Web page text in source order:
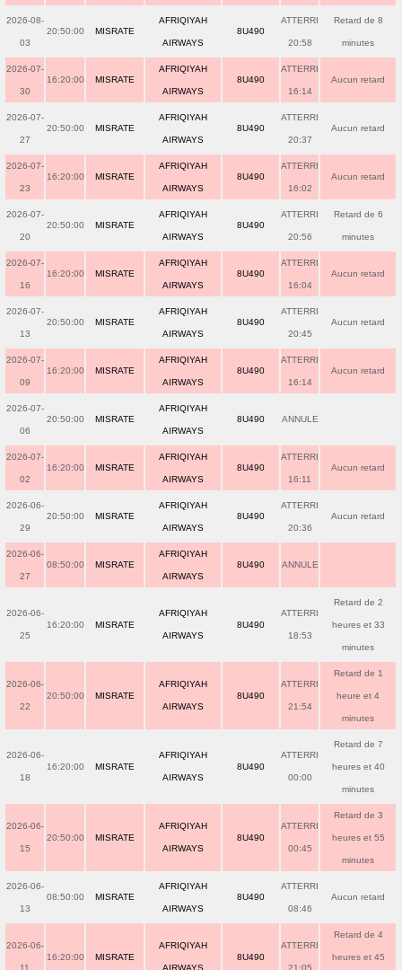
2026-08-
03
20:50:00 MISRATE
AFRIQIYAH
AIRWAYS
8U490
ATTERRI
20:58
Retard de 8
minutes
2026-07-
30
16:20:00 MISRATE
AFRIQIYAH
AIRWAYS
8U490
ATTERRI
16:14
Aucun retard
2026-07-
27
20:50:00 MISRATE
AFRIQIYAH
AIRWAYS
8U490
ATTERRI
20:37
Aucun retard
2026-07-
23
16:20:00 MISRATE
AFRIQIYAH
AIRWAYS
8U490
ATTERRI
16:02
Aucun retard
2026-07-
20
20:50:00 MISRATE
AFRIQIYAH
AIRWAYS
8U490
ATTERRI
20:56
Retard de 6
minutes
2026-07-
16
16:20:00 MISRATE
AFRIQIYAH
AIRWAYS
8U490
ATTERRI
16:04
Aucun retard
2026-07-
13
20:50:00 MISRATE
AFRIQIYAH
AIRWAYS
8U490
ATTERRI
20:45
Aucun retard
2026-07-
09
16:20:00 MISRATE
AFRIQIYAH
AIRWAYS
8U490
ATTERRI
16:14
Aucun retard
2026-07-
06
20:50:00 MISRATE
AFRIQIYAH
AIRWAYS
8U490 ANNULE
2026-07-
02
16:20:00 MISRATE
AFRIQIYAH
AIRWAYS
8U490
ATTERRI
16:11
Aucun retard
2026-06-
29
20:50:00 MISRATE
AFRIQIYAH
AIRWAYS
8U490
ATTERRI
20:36
Aucun retard
2026-06-
27
08:50:00 MISRATE
AFRIQIYAH
AIRWAYS
8U490 ANNULE
2026-06-
25
16:20:00 MISRATE
AFRIQIYAH
AIRWAYS
8U490
ATTERRI
18:53
Retard de 2
heures et 33
minutes
2026-06-
22
20:50:00 MISRATE
AFRIQIYAH
AIRWAYS
8U490
ATTERRI
21:54
Retard de 1
heure et 4
minutes
2026-06-
18
16:20:00 MISRATE
AFRIQIYAH
AIRWAYS
8U490
ATTERRI
00:00
Retard de 7
heures et 40
minutes
2026-06-
15
20:50:00 MISRATE
AFRIQIYAH
AIRWAYS
8U490
ATTERRI
00:45
Retard de 3
heures et 55
minutes
2026-06-
13
08:50:00 MISRATE
AFRIQIYAH
AIRWAYS
8U490
ATTERRI
08:46
Aucun retard
2026-06-
11
16:20:00 MISRATE
AFRIQIYAH
AIRWAYS
8U490
ATTERRI
21:05
Retard de 4
heures et 45